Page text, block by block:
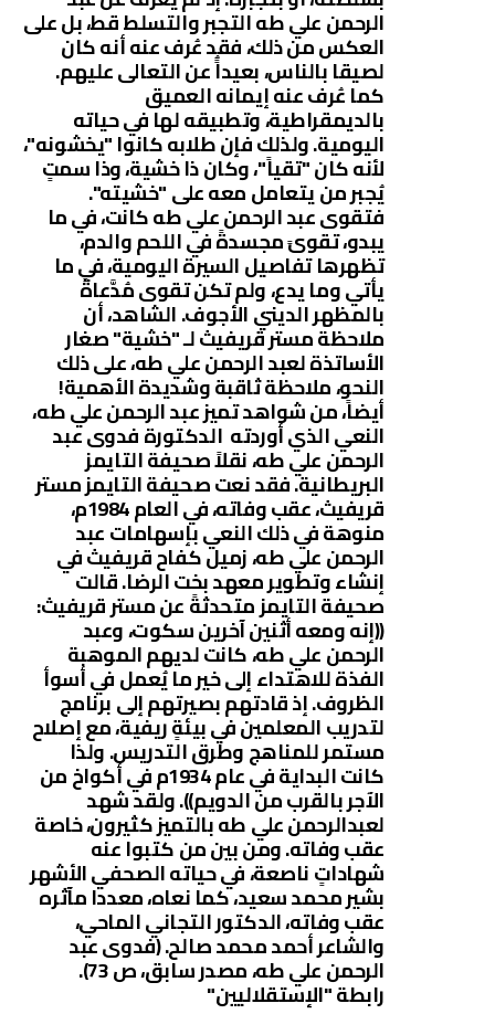
الرحمن علي طه التجبر والتسلط قط، بل على
العكس من ذلك، فقد عُرف عنه أنه كان
لصيقا بالناس، بعيداًُ عن التعالى عليهم.
كما عُرف عنه إيمانه العميق
بالديمقراطية، وتطبيقه لها في حياته
اليومية. ولذلك فإن طلابه كانوا "يخشونه"،
لأنه كان "تقياً"، وكان ذا خشية، وذا سمتٍ
يُجبر من يتعامل معه على "خشيته".
فتقوى عبد الرحمن علي طه كانت، في ما
يبدو، تقوىً مجسدةً في اللحم والدم،
تظهرها تفاصيل السيرة اليومية، في ما
يأتي وما يدع، ولم تكن تقوى مُدَّعاةً
بالمظهر الديني الأجوف. الشاهد، أن
ملاحظة مستر قريفيث لـ "خشية" صغار
الأساتذة لعبد الرحمن علي طه، على ذلك
النحو، ملاحظة ثاقبة وشديدة الأهمية!
أيضاً، من شواهد تميز عبد الرحمن علي طه،
النعي الذي أوردته الدكتورة فدوى عبد
الرحمن علي طه، نقلاً صحيفة التايمز
البريطانية. فقد نعت صحيفة التايمز مستر
قريفيث، عقب وفاته، في العام 1984م،
منوهة في ذلك النعي بإسهامات عبد
الرحمن علي طه، زميل كفاح قريفيث في
إنشاء وتطوير معهد بخت الرضا. قالت
صحيفة التايمز متحدثةً عن مستر قريفيث:
((إنه ومعه أثنين آخرين سكوت، وعبد
الرحمن علي طه، كانت لديهم الموهبة
الفذة للاهتداء إلى خير ما يُعمل في أسوأ
الظروف. إذ قادتهم بصيرتهم إلى برنامج
لتدريب المعلمين في بيئةٍ ريفية، مع إصلاح
مستمر للمناهج وطرق التدريس. ولذا
كانت البداية في عام 1934م في أكواخ من
الآجر بالقرب من الدويم)). ولقد شهد
لعبدالرحمن علي طه بالتميز كثيرون، خاصة
عقب وفاته. ومن بين من كتبوا عنه
شهاداتٍ ناصعة، في حياته الصحفي الأشهر
بشير محمد سعيد، كما نعاه، معددا مآثره
عقب وفاته، الدكتور التجاني الماحي،
والشاعر أحمد محمد صالح. (فدوى عبد
الرحمن علي طه، مصدر سابق، ص 73).
رابطة "الإستقلاليين"